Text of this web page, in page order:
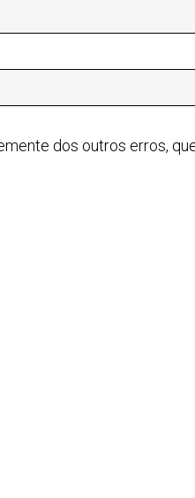
dos outros erros,